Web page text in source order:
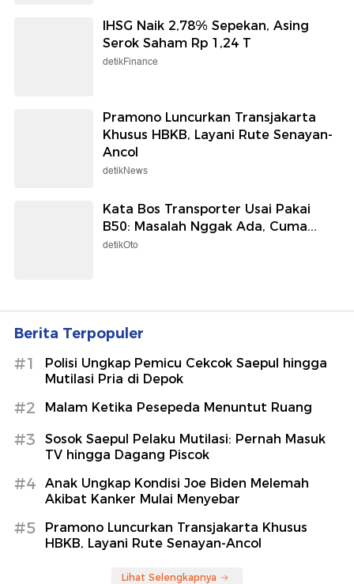
IHSG Naik 2,78% Sepekan, Asing
Serok Saham Rp 1,24 T
detikFinance
Pramono Luncurkan Transjakarta
Khusus HBKB, Layani Rute Senayan-
Ancol
detikNews
Kata Bos Transporter Usai Pakai
B50: Masalah Nggak Ada, Cuma...
detikOto
Berita Terpopuler
#1
Polisi Ungkap Pemicu Cekcok Saepul hingga
Mutilasi Pria di Depok
#2 Malam Ketika Pesepeda Menuntut Ruang
#3
Sosok Saepul Pelaku Mutilasi: Pernah Masuk
TV hingga Dagang Piscok
#4
Anak Ungkap Kondisi Joe Biden Melemah
Akibat Kanker Mulai Menyebar
#5
Pramono Luncurkan Transjakarta Khusus
HBKB, Layani Rute Senayan-Ancol
Lihat Selengkapnya